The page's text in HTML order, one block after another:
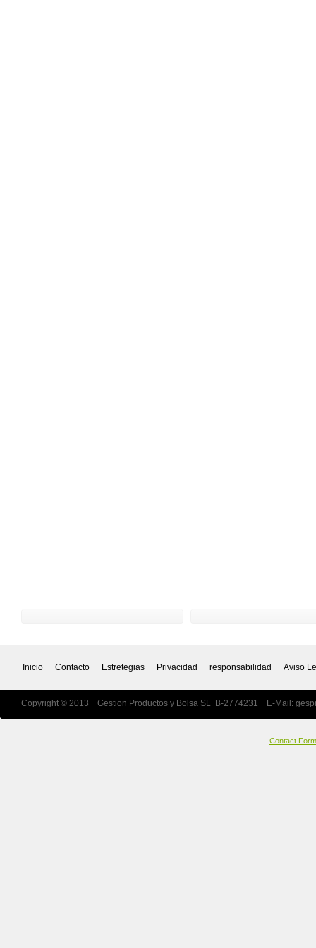
Inicio Contacto Estretegias Privacidad responsabilidad Aviso
Copyright © 2013 Gestion Productos y Bolsa SL B-2774231 E-Mail:
Contact Form